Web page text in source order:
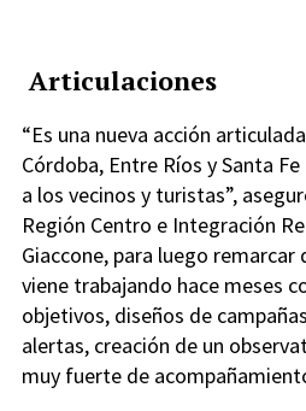
Articulaciones
“Es una nueva acción
Córdoba, Entre Ríos y Santa
a los vecinos y turistas”,
Región Centro e Integración
Giaccone, para luego remarcar
viene trabajando hace meses
objetivos, diseños de
alertas, creación de un
muy fuerte de